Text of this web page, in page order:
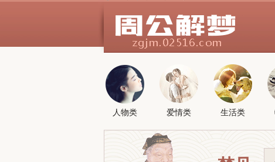
人物类 爱情类 生活类